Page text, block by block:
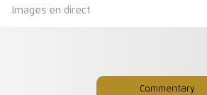
Images en direct
Commentary